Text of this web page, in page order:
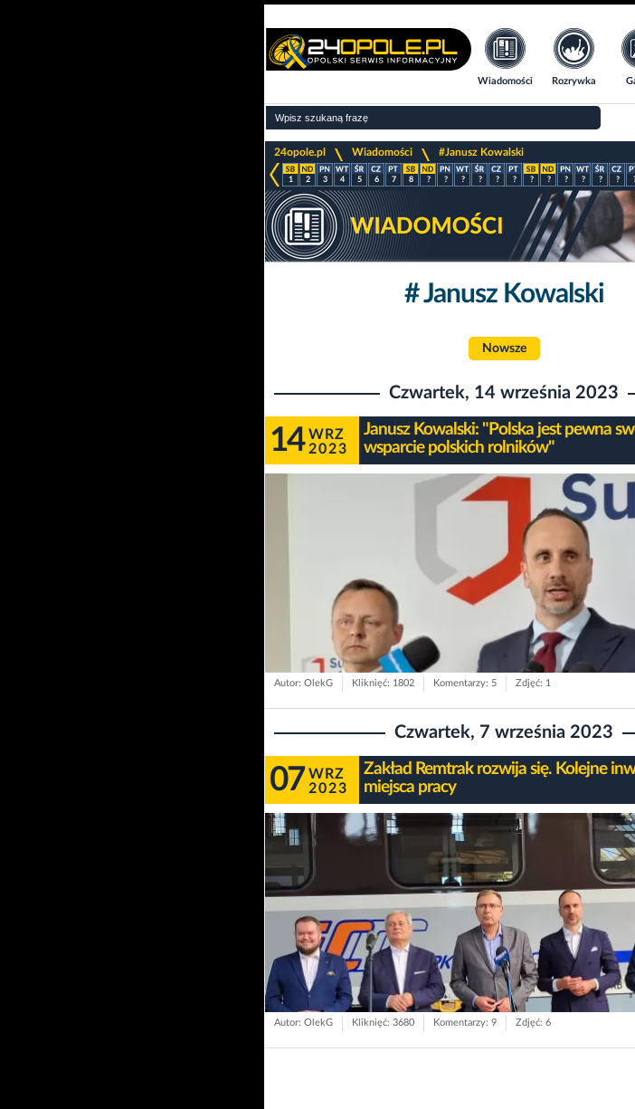
Wiadomości Rozrywka
24opole.pl
>
Wiadomości
>
#Janusz Kowalski
1 2 3 4 5 6 7 8 ? ? ? ? ? ? ? ? ? ? ? ?
# Janusz Kowalski
Nowsze
Czwartek, 14 września 2023
14 WRZ
2023
Janusz Kowalski: "Polska jest pewna
wsparcie polskich rolników"
Autor: OlekG Kliknięć: 1802 Komentarzy: 5 Zdjęć: 1
Czwartek, 7 września 2023
07 WRZ
2023
Zakład Remtrak rozwija się. Kolejne
miejsca pracy
Autor: OlekG Kliknięć: 3680 Komentarzy: 9 Zdjęć: 6